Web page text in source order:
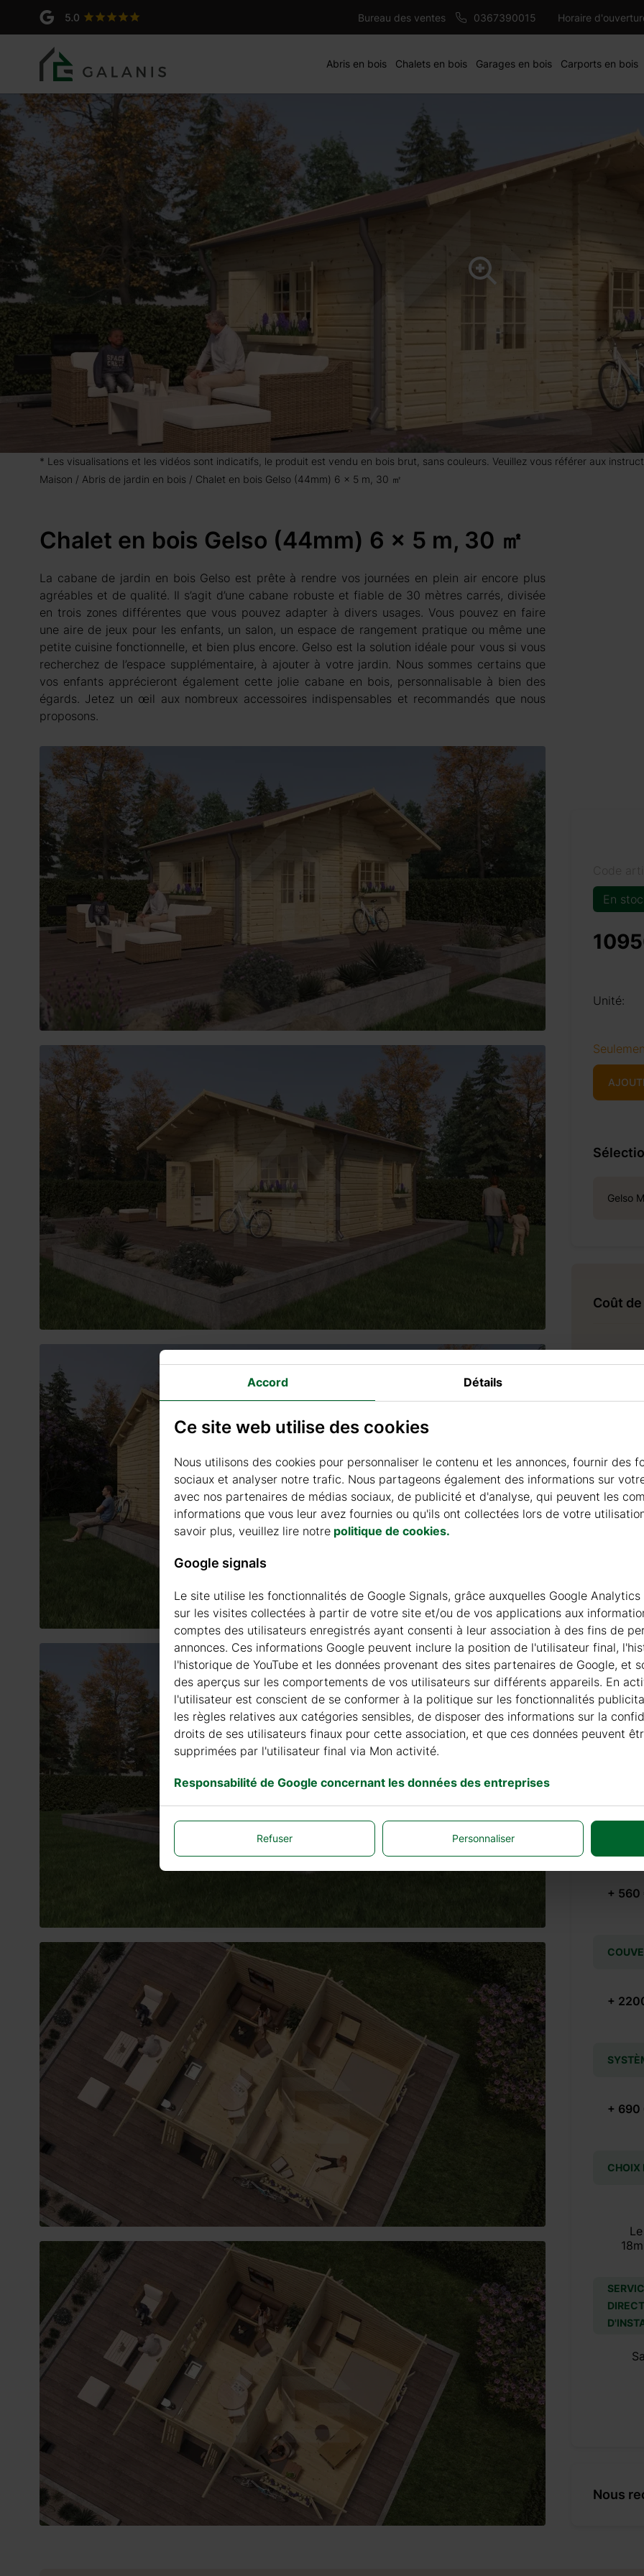
Bureau des ventes 0367390015 Horaire
Abris en bois Chalets en bois Garages en bois Carports en bois
* Les visualisations et les vidéos sont indicatifs, le produit est vendu en bois brut, sans couleurs. Veuillez vous référer aux
Maison
Abris de jardin en bois Chalet en bois Gelso (44mm) 6 x 5 m, 30 ㎡
Chalet en bois Gelso (44mm) 6 x 5 m, 30 ㎡
La cabane de jardin en bois Gelso est prête à rendre vos journées en plein air encore plus
agréables et de qualité. Il s’agit d’une cabane robuste et fiable de 30 mètres carrés, divisée
en trois zones différentes que vous pouvez adapter à divers usages. Vous pouvez en faire
une aire de jeux pour les enfants, un salon, un espace de rangement pratique ou même une
petite cuisine fonctionnelle, et bien plus encore. Gelso est la solution idéale pour vous si vous
recherchez de l’espace supplémentaire, à ajouter à votre jardin. Nous sommes certains que
vos enfants apprécieront également cette jolie cabane en bois, personnalisable à bien des
égards. Jetez un œil aux nombreux accessoires indispensables et recommandés que nous
proposons.
En
Unité:
Gelso
Coût
Prix de
+ 69 €
+ 69 €
+ 560
+
+ 690
CHOIX
Nous
Accord Détails
Ce site web utilise des cookies
Nous utilisons des cookies pour personnaliser le contenu et les annonces, fournir des
sociaux et analyser notre trafic. Nous partageons également des informations sur
avec nos partenaires de médias sociaux, de publicité et d'analyse, qui peuvent les
informations que vous leur avez fournies ou qu'ils ont collectées lors de votre
savoir plus, veuillez lire notre politique de cookies.
Google signals
Le site utilise les fonctionnalités de Google Signals, grâce auxquelles Google
sur les visites collectées à partir de votre site et/ou de vos applications aux
comptes des utilisateurs enregistrés ayant consenti à leur association à des fins de
annonces. Ces informations Google peuvent inclure la position de l'utilisateur final,
l'historique de YouTube et les données provenant des sites partenaires de Google, et
des aperçus sur les comportements de vos utilisateurs sur différents appareils. En
l'utilisateur est conscient de se conformer à la politique sur les fonctionnalités
les règles relatives aux catégories sensibles, de disposer des informations sur la
droits de ses utilisateurs finaux pour cette association, et que ces données peuvent
supprimées par l'utilisateur final via Mon activité.
Responsabilité de Google concernant les données des entreprises
Refuser Personnaliser